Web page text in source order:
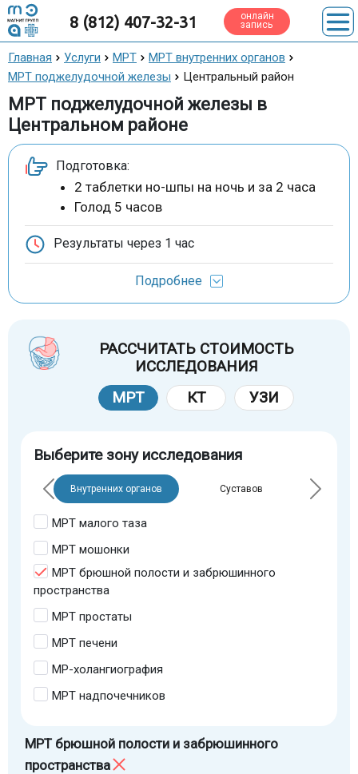
8 (812) 407-32-31 онлайн
запись
Главная Услуги МРТ
МРТ внутренних органов
МРТ поджелудочной железы
Центральный район
МРТ поджелудочной железы в
Центральном районе
РАССЧИТАТЬ СТОИМОСТЬ
ИССЛЕДОВАНИЯ
МРТ
КТ УЗИ
Выберите зону исследования
Внутренних органов Суставов
МРТ малого таза
МРТ мошонки
МРТ брюшной полости и забрюшинного
пространства
МРТ простаты
МРТ печени
МР-холангиография
МРТ надпочечников
МРТ брюшной полости и забрюшинного
пространства
Подготовка:
2 таблетки но-шпы на ночь и за 2 часа
Голод 5 часов
Результаты через 1 час
Подробнее